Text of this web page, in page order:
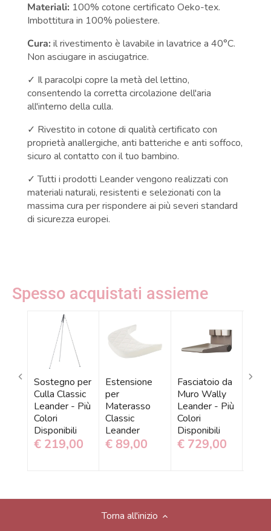
Materiali: 100% cotone certificato Oeko-tex.
Imbottitura in 100% poliestere.
Cura: il rivestimento è lavabile in lavatrice a 40°C.
Non asciugare in asciugatrice.
✓ Il paracolpi copre la metà del lettino,
consentendo la corretta circolazione dell'aria
all'interno della culla.
✓ Rivestito in cotone di qualità certificato con
proprietà anallergiche, anti batteriche e anti soffoco,
sicuro al contatto con il tuo bambino.
✓ Tutti i prodotti Leander vengono realizzati con
materiali naturali, resistenti e selezionati con la
massima cura per rispondere ai più severi standard
di sicurezza europei.
Spesso acquistati assieme
Sostegno per
Culla Classic
Leander - Più
Colori
Disponibili
€ 219,00
Estensione
per
Materasso
Classic
Leander
€ 89,00
Fasciatoio da
Muro Wally
Leander - Più
Colori
Disponibili
€ 729,00
Torna all'inizio